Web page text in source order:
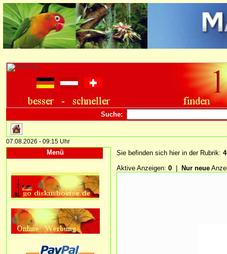
Suche:
07.08.2026 - 09:15 Uhr
Menü Sie befinden sich hier in der Rubrik:
Aktive Anzeigen: 0 Nur neue